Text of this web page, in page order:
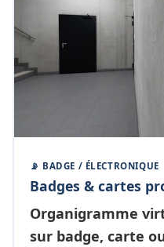
📡 BADGE / ÉLECTRONIQUE
Badges & cartes
Organigramme
sur badge, carte